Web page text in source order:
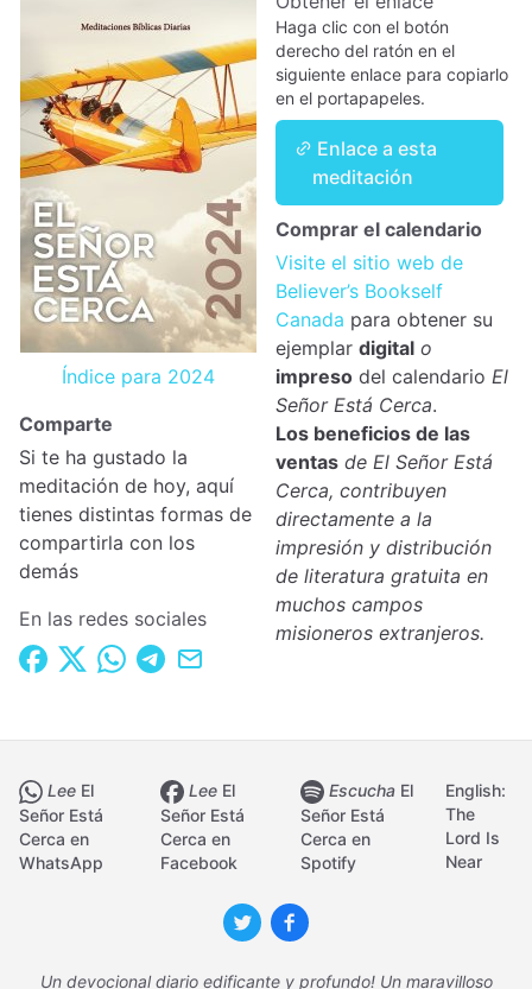
Índice para 2024
Comparte
Si te ha gustado la
meditación de hoy, aquí
tienes distintas formas de
compartirla con los
demás
En las redes sociales
Haga clic con el botón
derecho del ratón en el
siguiente enlace para copiarlo
en el portapapeles.
Enlace a esta
meditación
Comprar el calendario
Visite el sitio web de
Believer’s Bookself
Canada para obtener su
ejemplar digital o
impreso del calendario El
Señor Está Cerca.
Los beneficios de las
ventas de El Señor Está
Cerca, contribuyen
directamente a la
impresión y distribución
de literatura gratuita en
muchos campos
misioneros extranjeros.
Lee El
Señor Está
Cerca en
WhatsApp
Lee El
Señor Está
Cerca en
Facebook
EscuchaEl
Señor Está
Cerca en
Spotify
English:
The
Lord Is
Near
Un devocional diario edificante y profundo! Un maravilloso